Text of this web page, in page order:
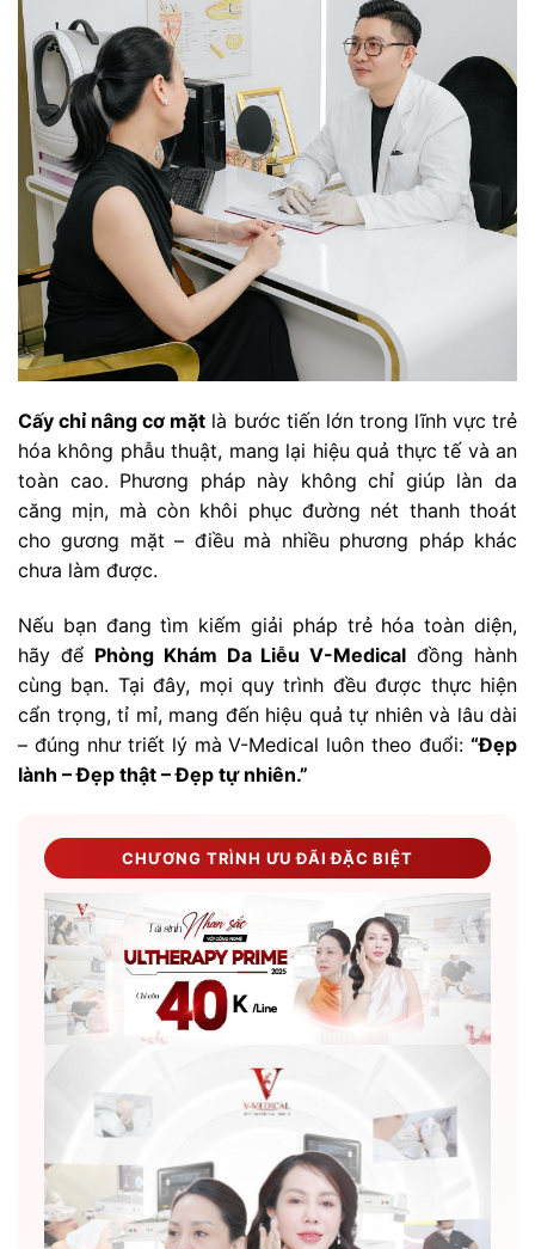
Cấy chỉ nâng cơ mặt là bước tiến lớn trong lĩnh vực trẻ
hóa không phẫu thuật, mang lại hiệu quả thực tế và an
toàn cao. Phương pháp này không chỉ giúp làn da
căng mịn, mà còn khôi phục đường nét thanh thoát
cho gương mặt – điều mà nhiều phương pháp khác
chưa làm được.
Nếu bạn đang tìm kiếm giải pháp trẻ hóa toàn diện,
hãy để Phòng Khám Da Liễu V-Medical đồng hành
cùng bạn. Tại đây, mọi quy trình đều được thực hiện
cẩn trọng, tỉ mỉ, mang đến hiệu quả tự nhiên và lâu dài
– đúng như triết lý mà V-Medical luôn theo đuổi: “Đẹp
lành – Đẹp thật – Đẹp tự nhiên.”
CHƯƠNG TRÌNH ƯU ĐÃI ĐẶC BIỆT